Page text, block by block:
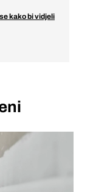
kako bi vidjeli